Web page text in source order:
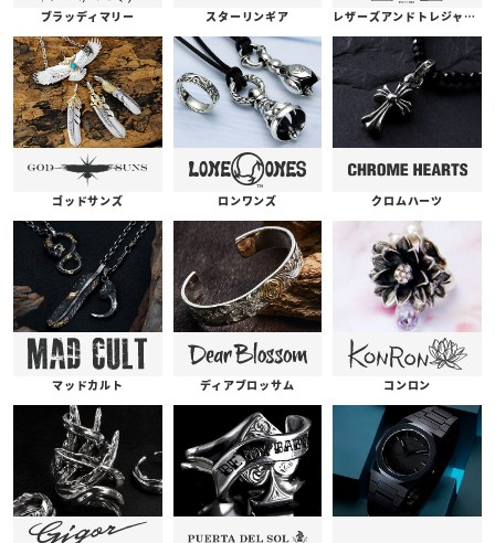
ブラッディマリー スターリンギア レザーズアンドトレジャーズ
ゴッドサンズ ロンワンズ クロムハーツ
マッドカルト ディアブロッサム コンロン